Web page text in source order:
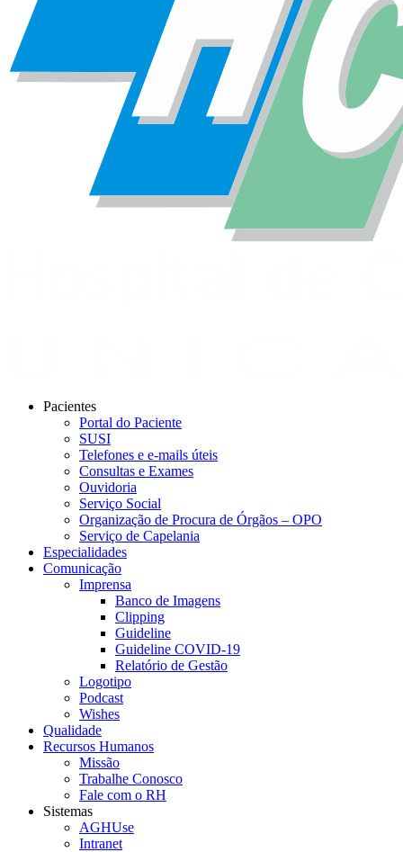
Pacientes
Portal do Paciente
SUSI
Telefones e e-mails úteis
Consultas e Exames
Ouvidoria
Serviço Social
Organização de Procura de Órgãos – OPO
Serviço de Capelania
Especialidades
Comunicação
Imprensa
Banco de Imagens
Clipping
Guideline
Guideline COVID-19
Relatório de Gestão
Logotipo
Podcast
Wishes
Qualidade
Recursos Humanos
Missão
Trabalhe Conosco
Fale com o RH
Sistemas
AGHUse
Intranet